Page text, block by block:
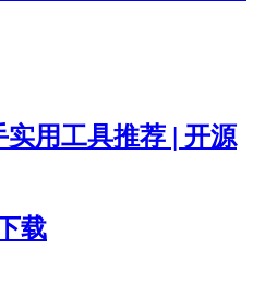
用工具推荐 | 开源
载